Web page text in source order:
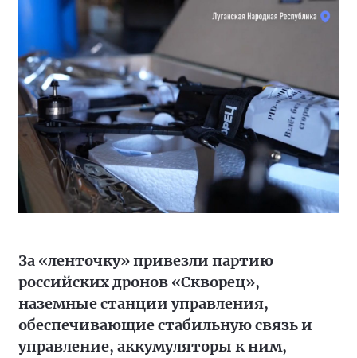
За «ленточку» привезли партию
российских дронов «Скворец»,
наземные станции управления,
обеспечивающие стабильную связь и
управление, аккумуляторы к ним,